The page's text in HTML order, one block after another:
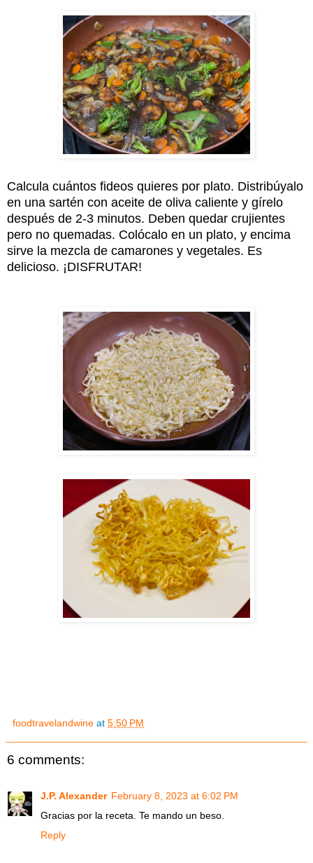
Calcula cuántos fideos quieres por plato. Distribúyalo
en una sartén con aceite de oliva caliente y gírelo
después de 2-3 minutos. Deben quedar crujientes
pero no quemadas. Colócalo en un plato, y encima
sirve la mezcla de camarones y vegetales. Es
delicioso. ¡DISFRUTAR!
foodtravelandwine at 5:50 PM
6 comments:
J.P. Alexander February 8, 2023 at 6:02 PM
Gracias por la receta. Te mando un beso.
Reply